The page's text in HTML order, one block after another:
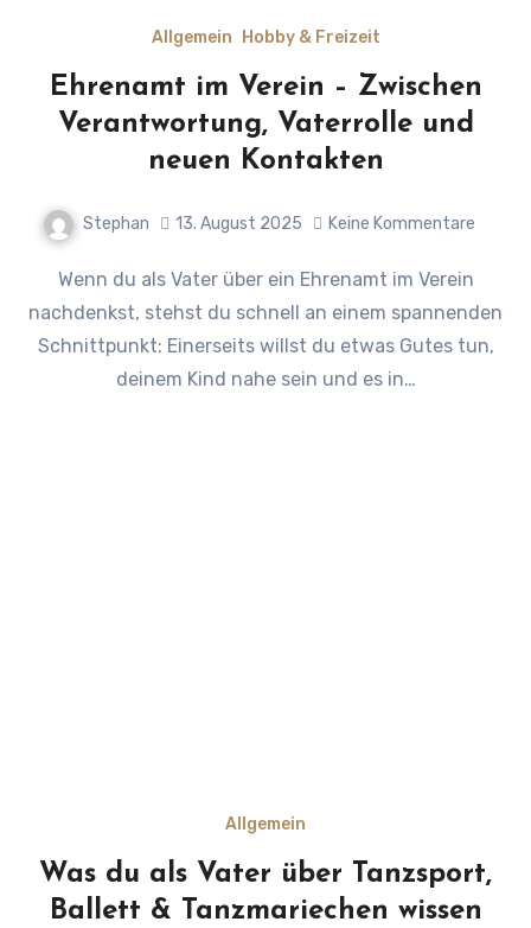
Allgemein Hobby & Freizeit
Ehrenamt im Verein – Zwischen
Verantwortung, Vaterrolle und
neuen Kontakten
Stephan 13. August 2025 Keine Kommentare
Wenn du als Vater über ein Ehrenamt im Verein
nachdenkst, stehst du schnell an einem spannenden
Schnittpunkt: Einerseits willst du etwas Gutes tun,
deinem Kind nahe sein und es in…
Allgemein
Was du als Vater über Tanzsport,
Ballett & Tanzmariechen wissen